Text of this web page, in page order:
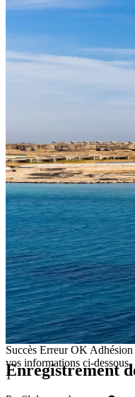
Enregistrement
Succès Erreur OK
vos informations ci-dessous.
1